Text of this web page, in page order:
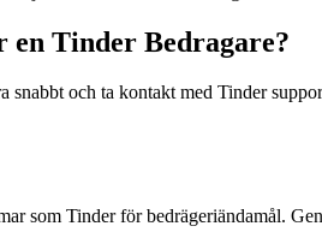
Tinder Bedragare?
och ta kontakt med Tinder
som Tinder för bedrägeriändamål.